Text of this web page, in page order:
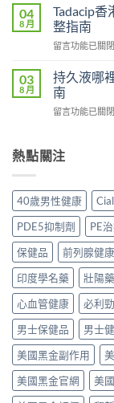
幾
時
食
多？
正
確
一
次
清
楚〉
中
真
相：
有
用
是
心
作
香
家
實
測
評
價〉
中
而
鋼
副
作
完
整
分
析
見
用、
安
全
服
方
法
與
正
貨
購
買
指
南〉
中
04
8 月
Tadacip
整指南
在
香
港
邊
度
貨？
購
買
渠
道
價
錢
完
整
指
南〉
中
留言功能已關閉
03
8 月
持久液哪
南
在
液
哪
買
先
安
心？
2026
年
香
港
延
時
噴
霧
購
買
指
南〉
留言功能已關閉
熱點關注
40歲男性健康
PDE5抑制劑
PE
保健品
前列腺健康
印度學名藥
壯陽藥
心血管健康
必利勁
男士保健品
男士
美國黑金副作用
美國黑金官網
美